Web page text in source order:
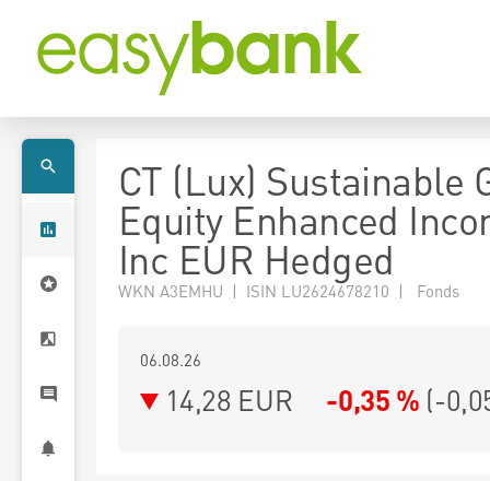
CT (Lux) Sustainable
Equity Enhanced
Inc EUR Hedged
WKN A3EMHU | ISIN LU2624678210 | Fonds
06.08.26
14,28 EUR -0,35 % (-